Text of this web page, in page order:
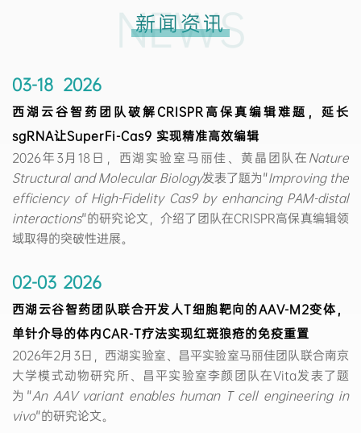
新闻资讯
NEWS
03-18 2026
西湖云谷智药团队破解CRISPR高保真编辑难题，延长
sgRNA让SuperFi-Cas9 实现精准高效编辑
2026年3月18日，西湖实验室马丽佳、黄晶团队在 Nature
Structural and Molecular Biology发表了题为"Improving the
efficiency of High-Fidelity Cas9 by enhancing PAM-distal
interactions"的研究论文，介绍了团队在CRISPR高保真编辑领
域取得的突破性进展。
02-03 2026
西湖云谷智药团队联合开发人T细胞靶向的AAV-M2变体，
单针介导的体内CAR-T疗法实现红斑狼疮的免疫重置
2026年2月3日，西湖实验室、昌平实验室马丽佳团队联合南京
大学模式动物研究所、昌平实验室李颜团队在Vita发表了题
为"An AAV variant enables human T cell engineering in
vivo"的研究论文。